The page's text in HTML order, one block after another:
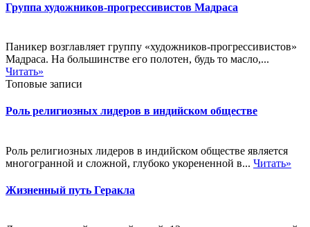
Группа художников-прогрессивистов Мадраса
Паникер возглавляет группу «художников-прогрессивистов»
Мадраса. На большинстве его полотен, будь то масло,...
Читать»
Топовые записи
Роль религиозных лидеров в индийском обществе
Роль религиозных лидеров в индийском обществе является
многогранной и сложной, глубоко укорененной в... Читать»
Жизненный путь Геракла